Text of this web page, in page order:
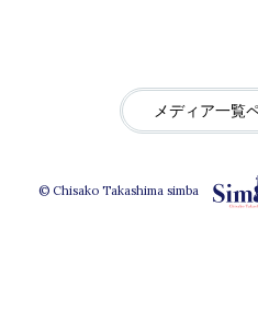
メディア一覧
© Chisako Takashima simba